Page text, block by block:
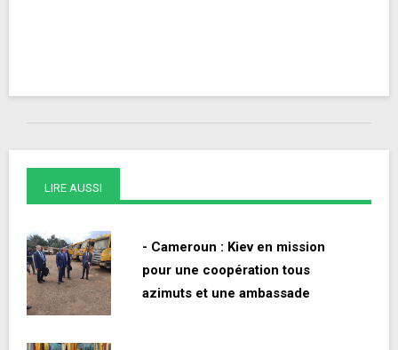
LIRE AUSSI
- Cameroun : Kiev en mission
pour une coopération tous
azimuts et une ambassade